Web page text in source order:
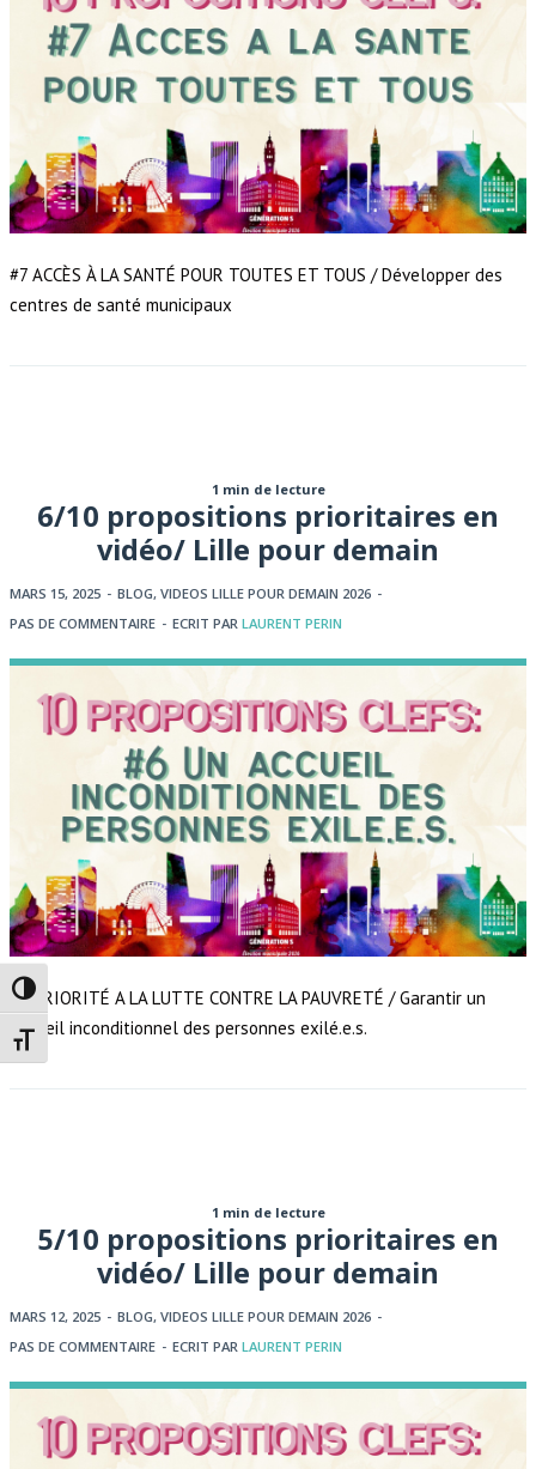
Passer en contraste élevé
Changer la taille de la police
#7 ACCÈS À LA SANTÉ POUR TOUTES ET TOUS / Développer des
centres de santé municipaux
1 min de lecture
6/10 propositions prioritaires en
vidéo/ Lille pour demain
MARS 15, 2025 - BLOG, VIDEOS LILLE POUR DEMAIN 2026 -
PAS DE COMMENTAIRE - ECRIT PAR LAURENT PERIN
#6 PRIORITÉ A LA LUTTE CONTRE LA PAUVRETÉ / Garantir un
accueil inconditionnel des personnes exilé.e.s.
1 min de lecture
5/10 propositions prioritaires en
vidéo/ Lille pour demain
MARS 12, 2025 - BLOG, VIDEOS LILLE POUR DEMAIN 2026 -
PAS DE COMMENTAIRE - ECRIT PAR LAURENT PERIN